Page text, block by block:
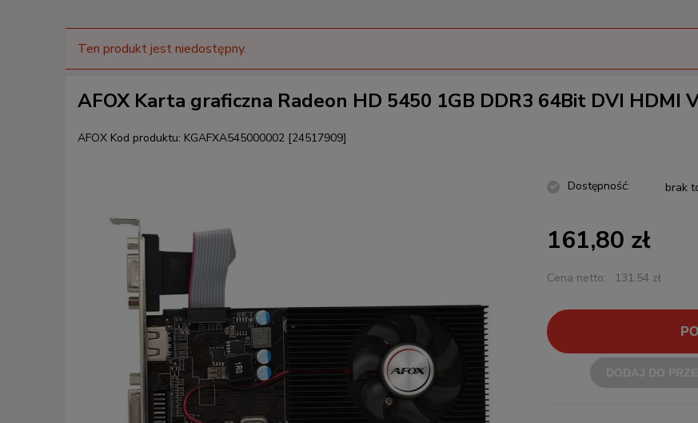
Ten produkt jest niedostępny.
AFOX Karta graficzna Radeon HD 5450 1GB DDR3 64Bit DVI HDMI
AFOX Kod produktu: KGAFXA545000002 [24517909]
Dostępność: brak
161,80 zł
Cena netto: 131,54 zł